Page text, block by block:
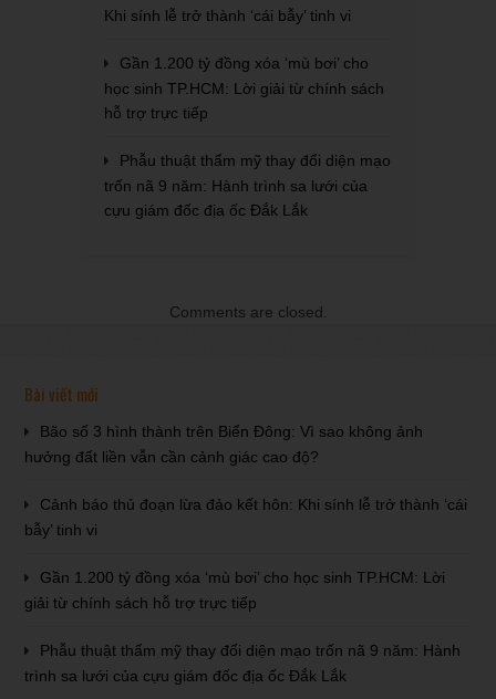
Khi sính lễ trở thành ‘cái bẫy’ tinh vi
Gần 1.200 tỷ đồng xóa ‘mù bơi’ cho
học sinh TP.HCM: Lời giải từ chính sách
hỗ trợ trực tiếp
Phẫu thuật thẩm mỹ thay đổi diện mạo
trốn nã 9 năm: Hành trình sa lưới của
cựu giám đốc địa ốc Đắk Lắk
Comments are closed.
Bài viết mới
Bão số 3 hình thành trên Biển Đông: Vì sao không ảnh
hưởng đất liền vẫn cần cảnh giác cao độ?
Cảnh báo thủ đoạn lừa đảo kết hôn: Khi sính lễ trở thành ‘cái
bẫy’ tinh vi
Gần 1.200 tỷ đồng xóa ‘mù bơi’ cho học sinh TP.HCM: Lời
giải từ chính sách hỗ trợ trực tiếp
Phẫu thuật thẩm mỹ thay đổi diện mạo trốn nã 9 năm: Hành
trình sa lưới của cựu giám đốc địa ốc Đắk Lắk